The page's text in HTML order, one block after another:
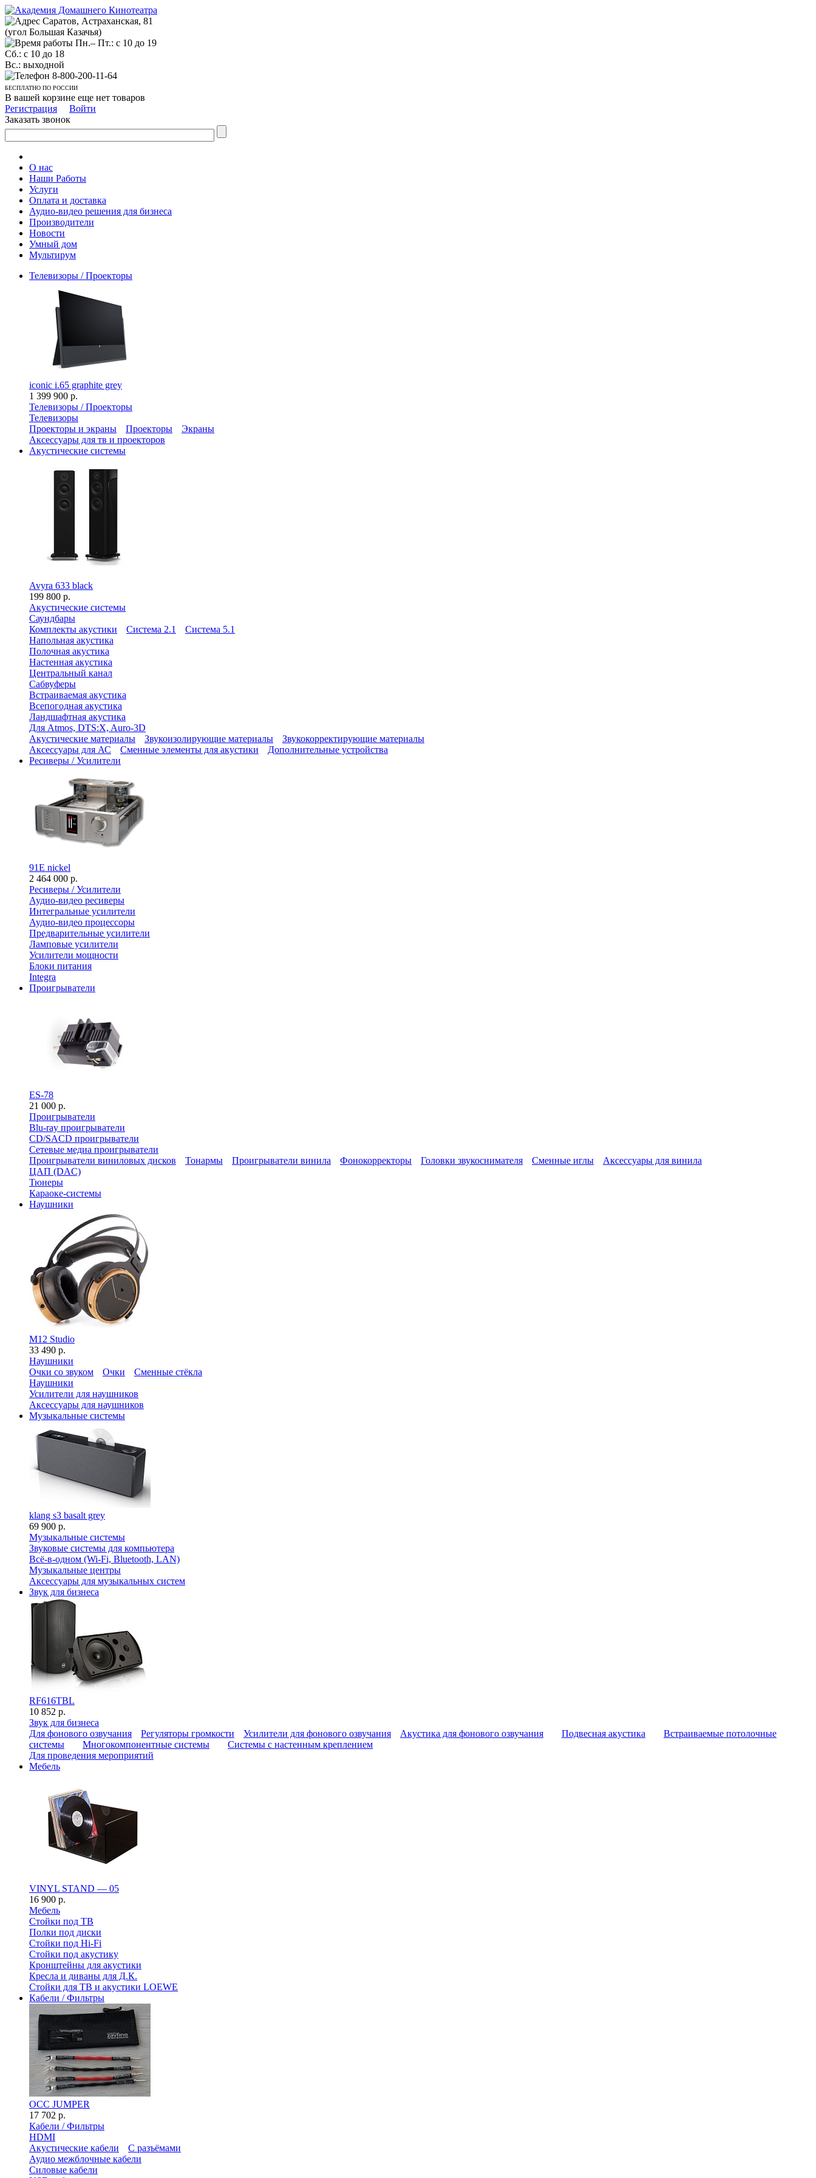
Саратов, Астраханская, 81
(угол Большая Казачья)
Пн.– Пт.: с 10 до 19
Сб.: с 10 до 18
Вс.: выходной
8-800-200-11-64
БЕСПЛАТНО ПО РОССИИ
В вашей корзине еще нет товаров
Регистрация
Войти
Заказать звонок
О нас
Наши Работы
Услуги
Оплата и доставка
Аудио-видео решения для бизнеса
Производители
Новости
Умный дом
Мультирум
Телевизоры / Проекторы
iconic i.65 graphite grey
1 399 900 р.
Телевизоры / Проекторы
Телевизоры
Проекторы и экраны
Проекторы
Экраны
Аксессуары для тв и проекторов
Акустические системы
Avyra 633 black
199 800 р.
Акустические системы
Саундбары
Комплекты акустики
Система 2.1
Система 5.1
Напольная акустика
Полочная акустика
Настенная акустика
Центральный канал
Сабвуферы
Встраиваемая акустика
Всепогодная акустика
Ландшафтная акустика
Для Atmos, DTS:X, Auro-3D
Акустические материалы
Звукоизолирующие материалы
Звукокорректирующие материалы
Аксессуары для АС
Сменные элементы для акустики
Дополнительные устройства
Ресиверы / Усилители
91E nickel
2 464 000 р.
Ресиверы / Усилители
Аудио-видео ресиверы
Интегральные усилители
Аудио-видео процессоры
Предварительные усилители
Ламповые усилители
Усилители мощности
Блоки питания
Integra
Проигрыватели
ES-78
21 000 р.
Проигрыватели
Blu-ray проигрыватели
CD/SACD проигрыватели
Сетевые медиа проигрыватели
Проигрыватели виниловых дисков
Тонармы Проигрыватели винила Фонокорректоры Головки звукоснимателя Сменные иглы
Аксессуары для винила
ЦАП (DAC)
Тюнеры
Караоке-системы
Наушники
M12 Studio
33 490 р.
Наушники
Очки со звуком
Очки
Сменные стёкла
Наушники
Усилители для наушников
Аксессуары для наушников
Музыкальные системы
klang s3 basalt grey
69 900 р.
Музыкальные системы
Звуковые системы для компьютера
Всё-в-одном (Wi-Fi, Bluetooth, LAN)
Музыкальные центры
Аксессуары для музыкальных систем
Звук для бизнеса
RF616TBL
10 852 р.
Звук для бизнеса
Для фонового озвучания
Регуляторы громкости Усилители для фонового озвучания Акустика для фонового озвучания Подвесная акустика
Встраиваемые потолочные
системы
Многокомпонентные системы
Системы с настенным креплением
Для проведения мероприятий
Мебель
VINYL STAND — 05
16 900 р.
Мебель
Стойки под ТВ
Полки под диски
Стойки под Hi-Fi
Стойки под акустику
Кронштейны для акустики
Кресла и диваны для Д.К.
Стойки для ТВ и акустики LOEWE
Кабели / Фильтры
OCC JUMPER
17 702 р.
Кабели / Фильтры
HDMI
Акустические кабели
С разъёмами
Аудио межблочные кабели
Силовые кабели